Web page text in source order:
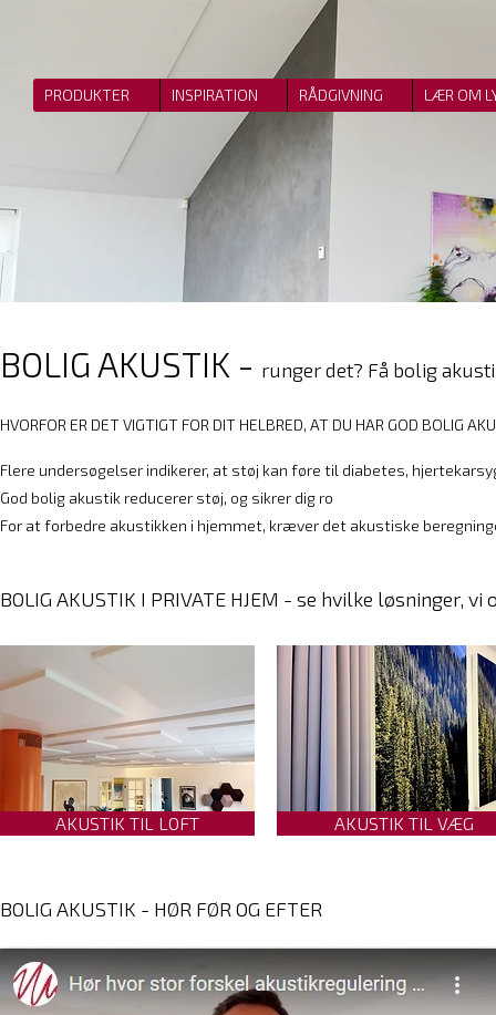
BOLIG AKUSTIK - runger det? Få bolig
​HVORFOR ER DET VIGTIGT FOR DIT HELBRED, AT DU HAR GOD BOLIG
Flere undersøgelser indikerer, at støj kan føre til diabetes,
God bolig akustik reducerer støj, og sikrer dig ro
For at forbedre akustikken i hjemmet, kræver det akustiske
BOLIG AKUSTIK I PRIVATE HJEM - se hvilke løsninger,
AKUSTIK TIL LOFT AKUSTIK TIL VÆG
BOLIG AKUSTIK - HØR FØR OG EFTER
PRODUKTER INSPIRATION RÅDGIVNING LÆR OM